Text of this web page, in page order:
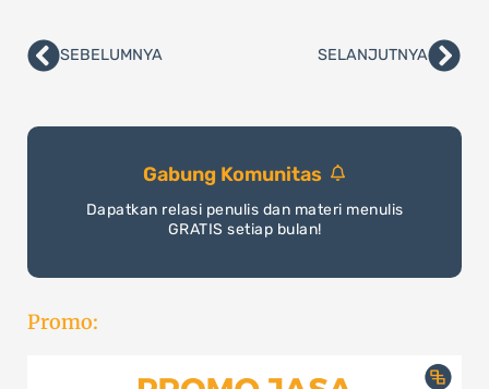
PrevSEBELUMNYA SELANJUTNYA
Gabung Komunitas
Dapatkan relasi penulis dan materi menulis
GRATIS setiap bulan!
Promo: